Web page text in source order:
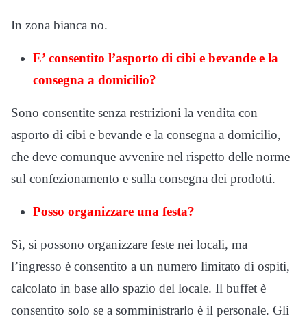
In zona bianca no.
E’ consentito l’asporto di cibi e bevande e la
consegna a domicilio?
Sono consentite senza restrizioni la vendita con
asporto di cibi e bevande e la consegna a domicilio,
che deve comunque avvenire nel rispetto delle norme
sul confezionamento e sulla consegna dei prodotti.
Posso organizzare una festa?
Sì, si possono organizzare feste nei locali, ma
l’ingresso è consentito a un numero limitato di ospiti,
calcolato in base allo spazio del locale. Il buffet è
consentito solo se a somministrarlo è il personale. Gli